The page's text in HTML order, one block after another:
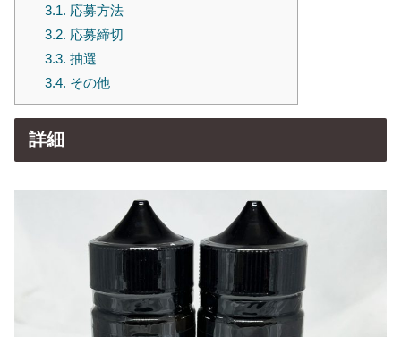
3.1. 応募方法
3.2. 応募締切
3.3. 抽選
3.4. その他
詳細